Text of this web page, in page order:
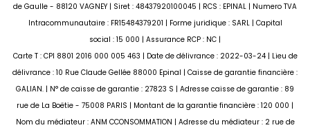
de Gaulle - 88120 VAGNEY | Siret : 48437920100045 | RCS : EPINAL | Numero TVA
Intracommunautaire : FR15484379201 | Forme juridique : SARL | Capital
social : 15 000 | Assurance RCP : NC |
Carte T : CPI 8801 2016 000 005 463 | Date de délivrance : 2022-03-24 | Lieu de
délivrance : 10 Rue Claude Gellée 88000 Epinal | Caisse de garantie financière :
GALIAN. | N° de caisse de garantie : 27823 S | Adresse caisse de garantie : 89
rue de La Boëtie - 75008 PARIS | Montant de la garantie financière : 120 000 |
Nom du médiateur : ANM CCONSOMMATION | Adresse du médiateur : 2 rue de